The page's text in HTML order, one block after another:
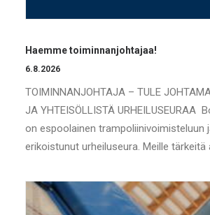
Haemme toiminnanjohtajaa!
6.8.2026
TOIMINNANJOHTAJA – TULE
JA YHTEISÖLLISTÄ URHEILUSEURAA
on espoolainen trampoliinivoimisteluun
erikoistunut urheiluseura. Meille tärkeitä